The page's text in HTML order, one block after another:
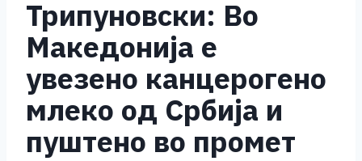
Трипуновски: Во
Македонија е
увезено канцерогено
млеко од Србија и
пуштено во промет